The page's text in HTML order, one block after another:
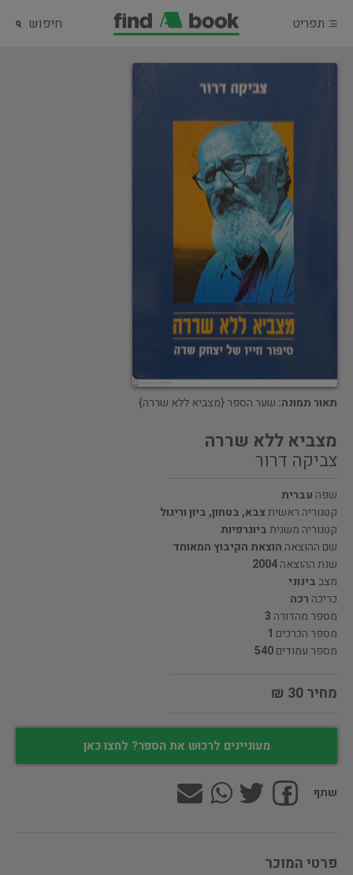
תפריט חיפוש
תאור תמונה: שער הספר {מצביא ללא שררה}
מצביא ללא שררה
צביקה דרור
שפה עברית
קטגוריה ראשיתצבא, בטחון, ביון וריגול
קטגוריה משניתביוגרפיות
שם ההוצאה הוצאת הקיבוץ המאוחד
שנת ההוצאה2004
מצבבינוני
כריכה רכה
מספר מהדורה 3
מספר הכרכים 1
מספר עמודים540
מחיר 30 ₪
מעוניינים לרכוש את הספר? לחצו כאן
שתף
פרטי המוכר